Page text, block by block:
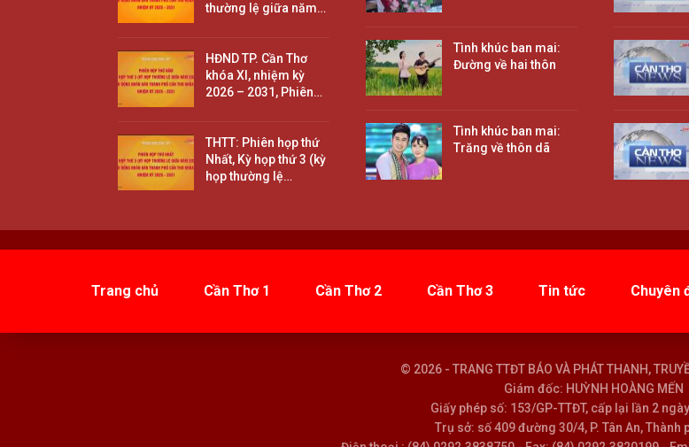
thường lệ giữa năm…
HĐND TP. Cần Thơ
khóa XI, nhiệm kỳ
2026 – 2031, Phiên…
THTT: Phiên họp thứ
Nhất, Kỳ họp thứ 3 (kỳ
họp thường lệ…
Tình khúc ban mai:
Đường về hai thôn
Tình khúc ban mai:
Trăng về thôn dã
Trang chủ Cần Thơ 1 Cần Thơ 2 Cần Thơ 3 Tin tức Chuyên
© 2026 - TRANG TTĐT BÁO VÀ PHÁT THANH,
Giám đốc: HUỲNH HOÀNG MẾN
Giấy phép số: 153/GP-TTĐT, cấp lại lần 2
Trụ sở: số 409 đường 30/4, P. Tân An, Thành